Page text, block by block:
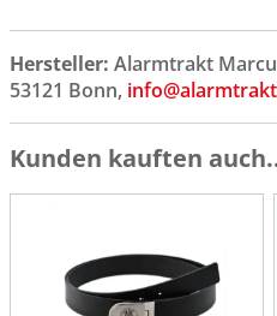
Hersteller: Alarmtrakt
53121 Bonn,
Kunden kauften